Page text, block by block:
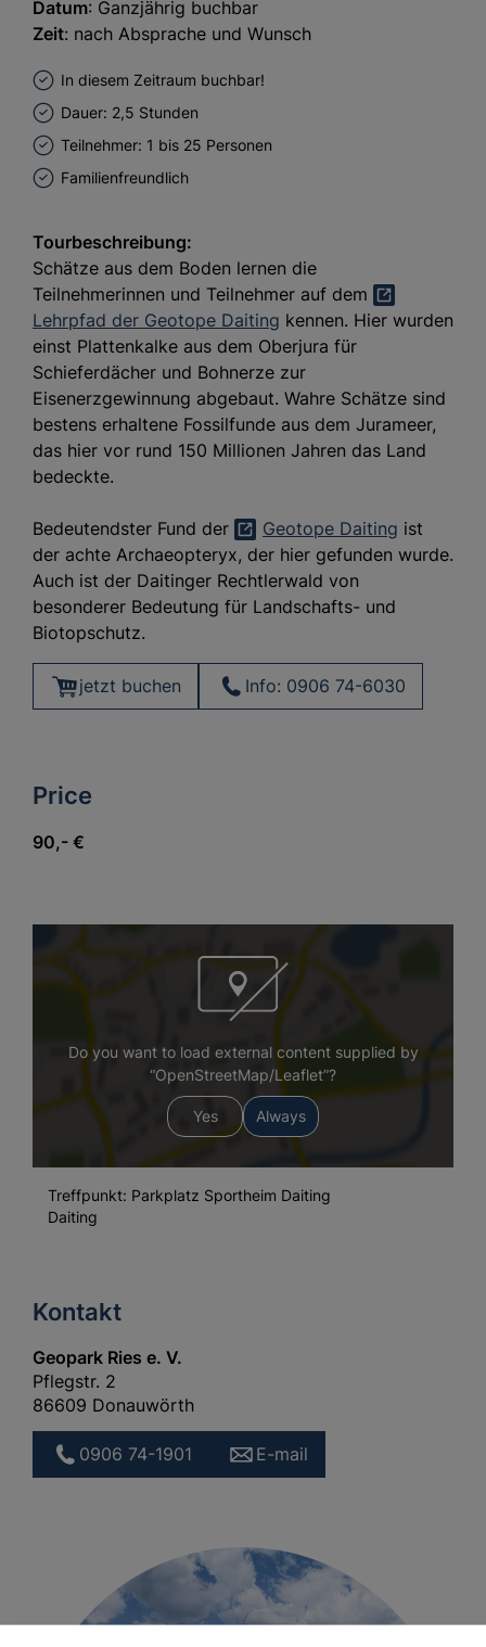
Datum: Ganzjährig buchbar
Zeit: nach Absprache und Wunsch
In diesem Zeitraum buchbar!
Dauer: 2,5 Stunden
Teilnehmer: 1 bis 25 Personen
Familienfreundlich
Tourbeschreibung:
Schätze aus dem Boden lernen die
Teilnehmerinnen und Teilnehmer auf dem
Lehrpfad der Geotope Daiting kennen. Hier wurden
einst Plattenkalke aus dem Oberjura für
Schieferdächer und Bohnerze zur
Eisenerzgewinnung abgebaut. Wahre Schätze sind
bestens erhaltene Fossilfunde aus dem Jurameer,
das hier vor rund 150 Millionen Jahren das Land
bedeckte.
Bedeutendster Fund der Geotope Daiting ist
der achte Archaeopteryx, der hier gefunden wurde.
Auch ist der Daitinger Rechtlerwald von
besonderer Bedeutung für Landschafts- und
Biotopschutz.
jetzt buchen Info: 0906 74-6030
Price
90,- €
Do you want to load external content supplied by
“OpenStreetMap/Leaflet”?
Yes Always
Treffpunkt: Parkplatz Sportheim Daiting
Daiting
Kontakt
Geopark Ries e. V.
Pflegstr. 2
86609 Donauwörth
0906 74-1901 E-mail